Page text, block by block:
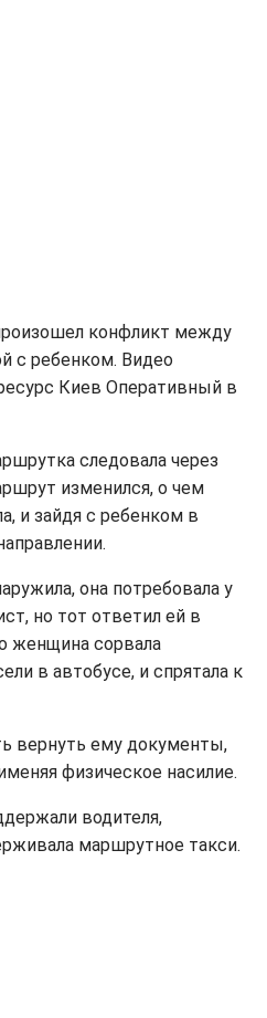
конфликт между
с ребенком. Видео
Киев Оперативный в
следовала через
изменился, о чем
и зайдя с ребенком в
она потребовала у
но тот ответил ей в
женщина сорвала
в автобусе, и спрятала к
вернуть ему документы,
физическое насилие.
водителя,
маршрутное такси.